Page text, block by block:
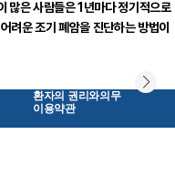
많은 사람들은 1년마다 정기적으로
려운 조기 폐암을 진단하는 방법이
환자의 권리와의무
이용약관